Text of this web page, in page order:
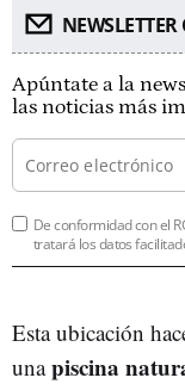
Apúntate a la
las noticias más
De conformidad con el
tratará los datos
Esta ubicación
unapiscina